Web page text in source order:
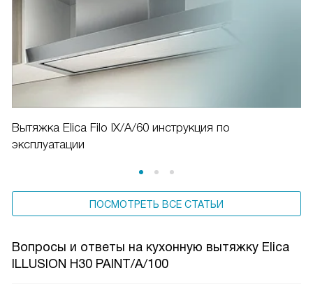
Вытяжка Elica Filo IX/A/60 инструкция по
эксплуатации
ПОСМОТРЕТЬ ВСЕ СТАТЬИ
Вопросы и ответы на кухонную вытяжку Elica
ILLUSION H30 PAINT/A/100